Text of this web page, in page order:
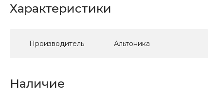
Характеристики
Производитель Альтоника
Наличие